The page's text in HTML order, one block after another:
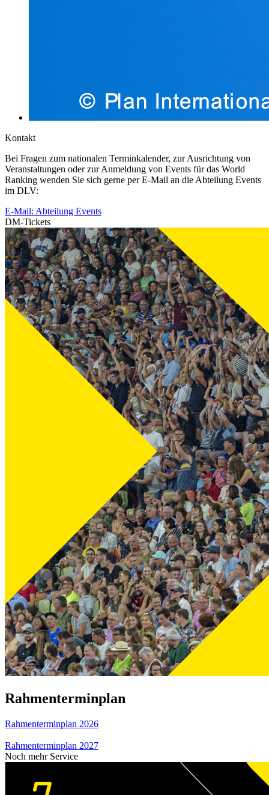
Kontakt
Bei Fragen zum nationalen Terminkalender, zur Ausrichtung von
Veranstaltungen oder zur Anmeldung von Events für das World
Ranking wenden Sie sich gerne per E-Mail an die Abteilung Events
im DLV:
E-Mail: Abteilung Events
DM-Tickets
Rahmenterminplan
Rahmenterminplan 2026
Rahmenterminplan 2027
Noch mehr Service